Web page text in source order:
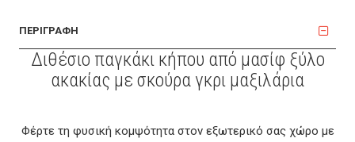
ΠΕΡΙΓΡΑΦΗ
Διθέσιο παγκάκι κήπου από μασίφ ξύλο
ακακίας με σκούρα γκρι μαξιλάρια
Φέρτε τη φυσική κομψότητα στον εξωτερικό σας χώρο με